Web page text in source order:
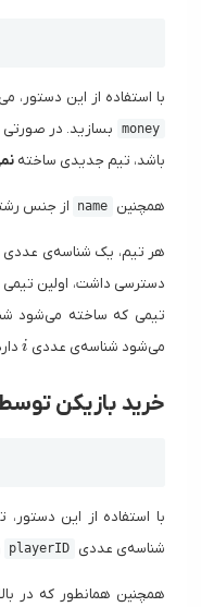
با استفاده از این دستور،
money بسازید. در صورتی
باشد، تیم جدیدی ساخته
همچنین name از جنس
هر تیم، یک شناسه‌ی عددی
تیمی که ساخته می‌شود
می‌شود شناسه‌ی عددی i
خرید بازیکن
با استفاده از این
شناسه‌ی عددی
playerID